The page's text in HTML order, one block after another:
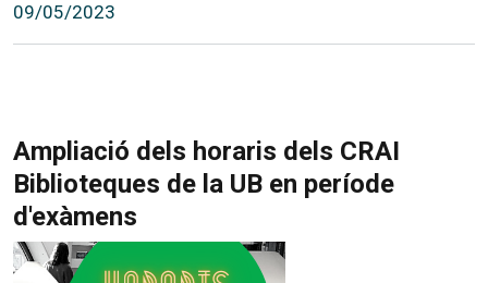
09/05/2023
Ampliació dels horaris dels CRAI
Biblioteques de la UB en període
d'exàmens